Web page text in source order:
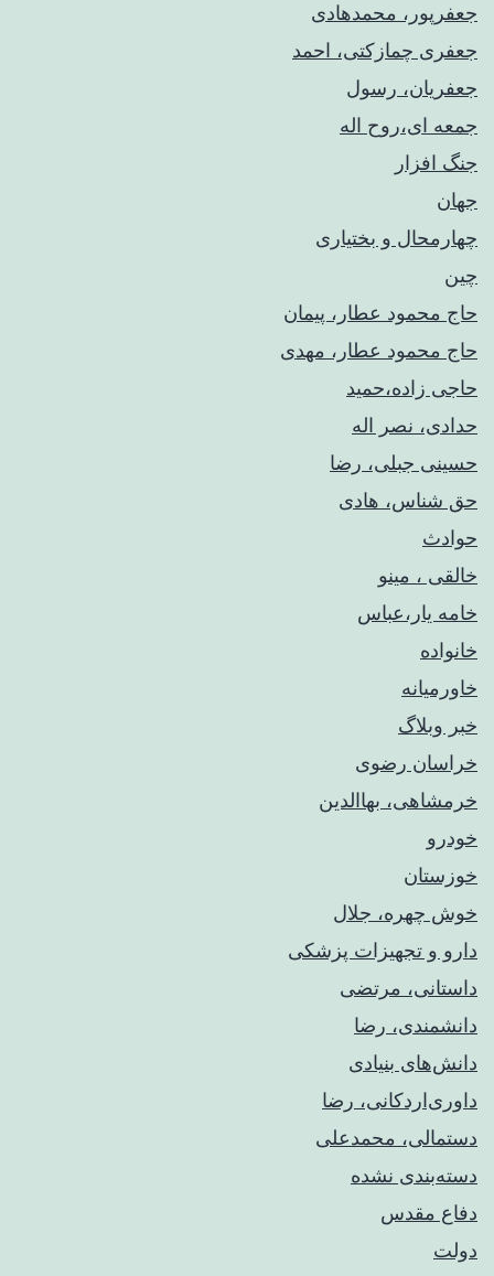
جعفرپور، محمدهادی
جعفری چمازکتی، احمد
جعفریان، رسول
جمعه ای،روح اله
جنگ افزار
جهان
چهارمحال و بختیاری
چین
حاج محمود عطار، پیمان
حاج محمود عطار، مهدی
حاجی زاده،حمید
حدادی، نصر اله
حسینی جبلی، رضا
حق شناس، هادی
حوادث
خالقی ، مینو
خامه یار،عباس
خانواده
خاورمیانه
خبر وبلاگ
خراسان رضوی
خرمشاهی، بهاالدین
خودرو
خوزستان
خوش چهره، جلال
دارو و تجهیزات پزشکی
داستانی، مرتضی
دانشمندی، رضا
دانش‌های بنیادی
داوری‌اردکانی، رضا
دستمالی، محمدعلی
دسته‌بندی نشده
دفاع مقدس
دولت